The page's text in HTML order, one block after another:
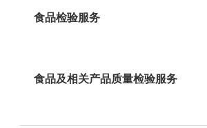
食品检验服务
食品及相关产品质量检验服务